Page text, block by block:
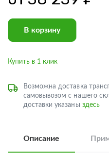
В корзину
Купить в 1 клик
Возможна доставка
самовывозом с нашего
доставки указаны здесь
Описание